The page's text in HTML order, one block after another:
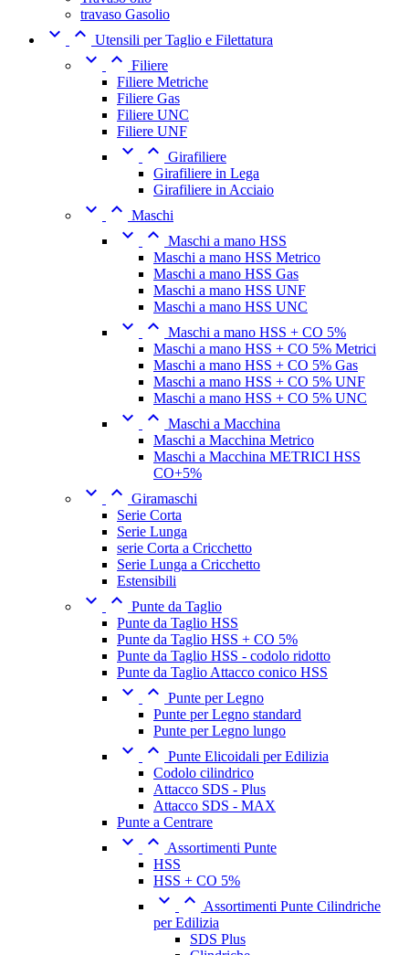
travaso Gasolio
  Utensili per Taglio e Filettatura
  Filiere
Filiere Metriche
Filiere Gas
Filiere UNC
Filiere UNF
  Girafiliere
Girafiliere in Lega
Girafiliere in Acciaio
  Maschi
  Maschi a mano HSS
Maschi a mano HSS Metrico
Maschi a mano HSS Gas
Maschi a mano HSS UNF
Maschi a mano HSS UNC
  Maschi a mano HSS + CO 5%
Maschi a mano HSS + CO 5% Metrici
Maschi a mano HSS + CO 5% Gas
Maschi a mano HSS + CO 5% UNF
Maschi a mano HSS + CO 5% UNC
  Maschi a Macchina
Maschi a Macchina Metrico
Maschi a Macchina METRICI HSS
CO+5%
  Giramaschi
Serie Corta
Serie Lunga
serie Corta a Cricchetto
Serie Lunga a Cricchetto
Estensibili
  Punte da Taglio
Punte da Taglio HSS
Punte da Taglio HSS + CO 5%
Punte da Taglio HSS - codolo ridotto
Punte da Taglio Attacco conico HSS
  Punte per Legno
Punte per Legno standard
Punte per Legno lungo
  Punte Elicoidali per Edilizia
Codolo cilindrico
Attacco SDS - Plus
Attacco SDS - MAX
Punte a Centrare
  Assortimenti Punte
HSS
HSS + CO 5%
  Assortimenti Punte Cilindriche
per Edilizia
SDS Plus